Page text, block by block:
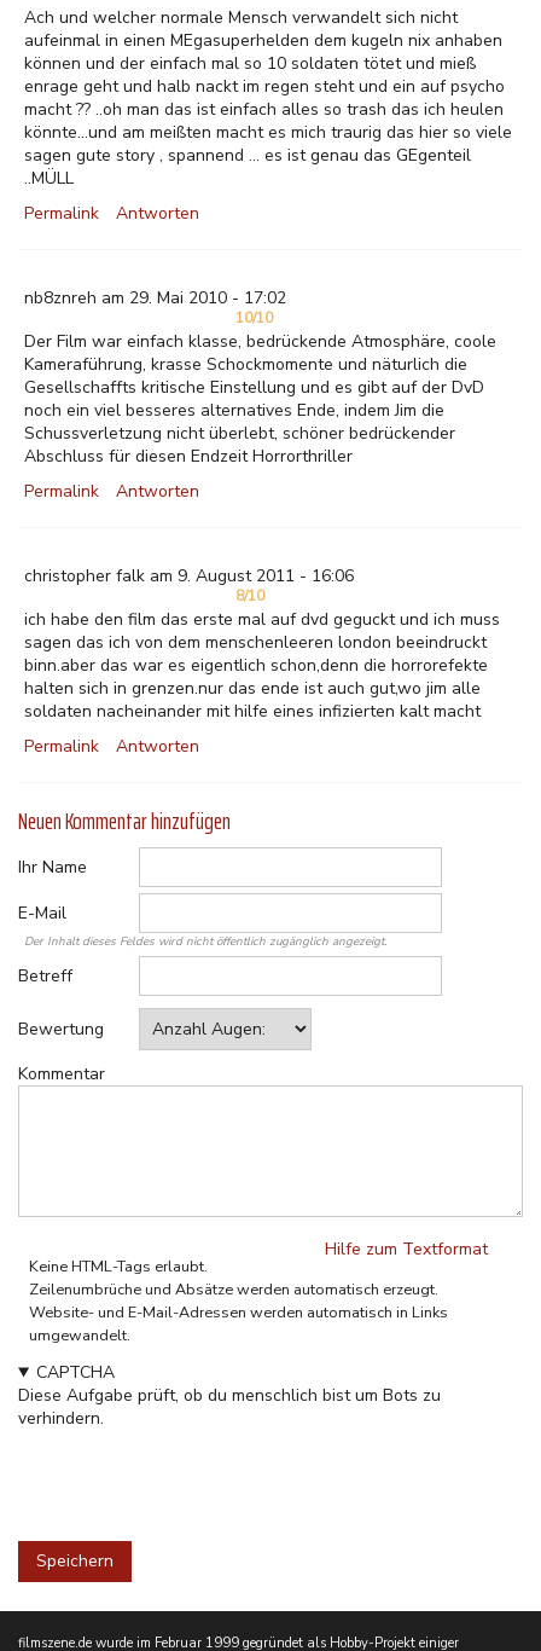
Ach und welcher normale Mensch verwandelt sich nicht
aufeinmal in einen MEgasuperhelden dem kugeln nix anhaben
können und der einfach mal so 10 soldaten tötet und mieß
enrage geht und halb nackt im regen steht und ein auf psycho
macht ?? ..oh man das ist einfach alles so trash das ich heulen
könnte...und am meißten macht es mich traurig das hier so viele
sagen gute story , spannend ... es ist genau das GEgenteil
..MÜLL
Permalink
Antworten
nb8znreh am 29. Mai 2010 - 17:02
10/10
Der Film war einfach klasse, bedrückende Atmosphäre, coole
Kameraführung, krasse Schockmomente und näturlich die
Gesellschaffts kritische Einstellung und es gibt auf der DvD
noch ein viel besseres alternatives Ende, indem Jim die
Schussverletzung nicht überlebt, schöner bedrückender
Abschluss für diesen Endzeit Horrorthriller
Permalink
Antworten
christopher falk am 9. August 2011 - 16:06
8/10
ich habe den film das erste mal auf dvd geguckt und ich muss
sagen das ich von dem menschenleeren london beeindruckt
binn.aber das war es eigentlich schon,denn die horrorefekte
halten sich in grenzen.nur das ende ist auch gut,wo jim alle
soldaten nacheinander mit hilfe eines infizierten kalt macht
Permalink
Antworten
Neuen Kommentar hinzufügen
Ihr Name
E-Mail
Der Inhalt dieses Feldes wird nicht öffentlich zugänglich angezeigt.
Betreff
Bewertung
Kommentar
Hilfe zum Textformat
Keine HTML-Tags erlaubt.
Zeilenumbrüche und Absätze werden automatisch erzeugt.
Website- und E-Mail-Adressen werden automatisch in Links
umgewandelt.
CAPTCHA
Diese Aufgabe prüft, ob du menschlich bist um Bots zu
verhindern.
filmszene.de wurde im Februar 1999 gegründet als Hobby-Projekt einiger